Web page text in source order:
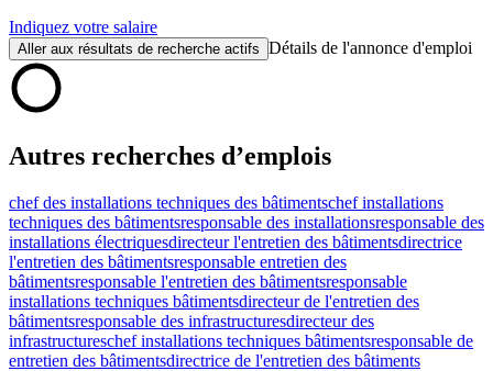
Indiquez votre salaire
Aller aux résultats de recherche actifs Détails de l'annonce d'emploi
Autres recherches d’emplois
chef des installations techniques des bâtimentschef installations
techniques des bâtimentsresponsable des installationsresponsable des
installations électriquesdirecteur l'entretien des bâtimentsdirectrice
l'entretien des bâtimentsresponsable entretien des
bâtimentsresponsable l'entretien des bâtimentsresponsable
installations techniques bâtimentsdirecteur de l'entretien des
bâtimentsresponsable des infrastructuresdirecteur des
infrastructureschef installations techniques bâtimentsresponsable de
entretien des bâtimentsdirectrice de l'entretien des bâtiments